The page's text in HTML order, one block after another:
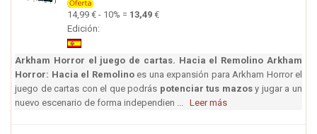
14,99 € - 10% = 13,49 €
Edición:
Arkham Horror el juego de cartas. Hacia el Remolino Arkham
Horror: Hacia el Remolinoes una expansión para Arkham Horror el
juego de cartas con el que podrás potenciar tus mazosy jugar a un
nuevo escenario de forma independien ... Leer más